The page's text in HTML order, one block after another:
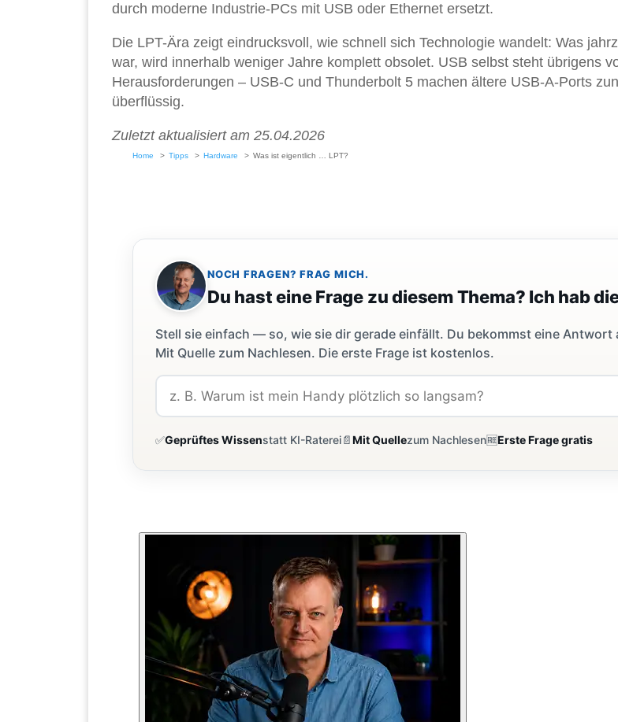
durch moderne Industrie-PCs mit USB oder Ethernet ersetzt.
Die LPT-Ära zeigt eindrucksvoll, wie schnell sich Technologie wandelt: Was
war, wird innerhalb weniger Jahre komplett obsolet. USB selbst steht übrigens
Herausforderungen – USB-C und Thunderbolt 5 machen ältere USB-A-Ports
überflüssig.
Zuletzt aktualisiert am 25.04.2026
Home Tipps Hardware Was ist eigentlich … LPT?
NOCH FRAGEN? FRAG MICH.
Du hast eine Frage zu diesem Thema? Ich hab
Stell sie einfach — so, wie sie dir gerade einfällt. Du bekommst eine
Mit Quelle zum Nachlesen. Die erste Frage ist kostenlos.
✅Geprüftes Wissenstatt KI-Raterei📄Mit Quellezum Nachlesen🆓Erste Frage gratis